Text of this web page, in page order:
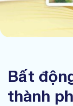
Bất
thành